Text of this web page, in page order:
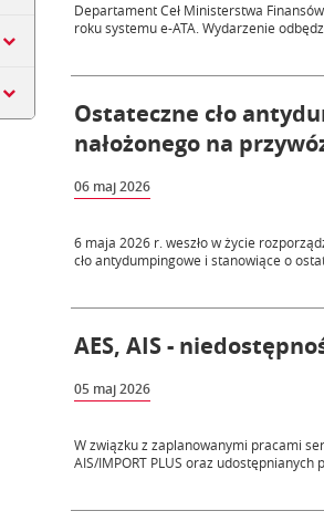
Departament Ceł Ministerstwa
roku systemu e-ATA. Wydarzenie
Ostateczne cło
nałożonego na
06 maj 2026
6 maja 2026 r. weszło w życie
cło antydumpingowe i stanowiące o
AES, AIS -
05 maj 2026
W związku z zaplanowanymi pracami
AIS/IMPORT PLUS oraz udostępnianych